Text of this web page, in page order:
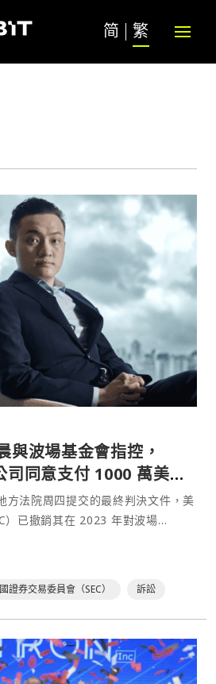
简 繁
與波場基金會指控，
同意支付 1000 萬美元
方法院周四提交的最終判決文件，美
）已撤銷其在 2023 年對波場
Justin Sun）、Tr⋯
證券交易委員會（SEC） 訴訟